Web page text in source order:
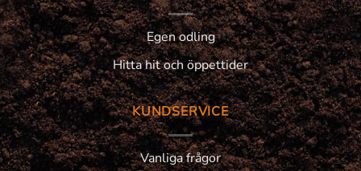
Egen odling
Hitta hit och öppettider
KUNDSERVICE
Vanliga frågor